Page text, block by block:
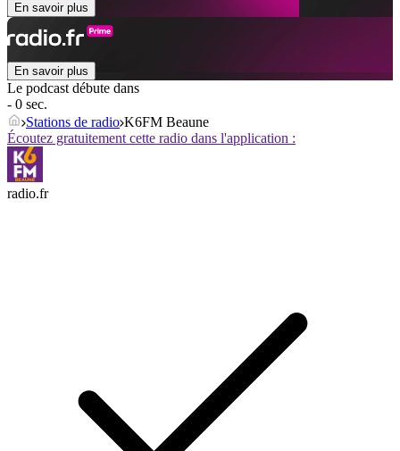
En savoir plus
En savoir plus
Le podcast débute dans
- 0 sec.
Stations de radio K6FM Beaune
Écoutez gratuitement cette radio dans l'application :
radio.fr